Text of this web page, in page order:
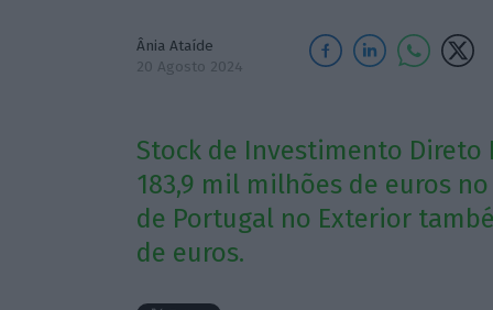
Ânia Ataíde
20 Agosto 2024
Stock de Investimento Direto
183,9 mil milhões de euros
de Portugal no Exterior
de euros.